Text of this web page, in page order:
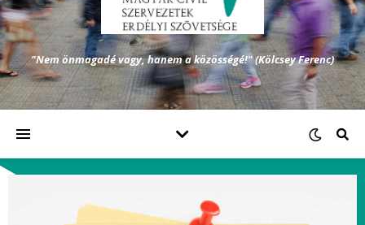
"Nem önmagadé vagy, hanem a közösségé!" (Kölcsey Ferenc)